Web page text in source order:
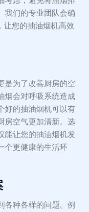
我们的专业团队会确
您的抽油烟机高效
是为了改善厨房的空
烟会对呼吸系统造成
好的抽油烟机可以有
房空气更加清新。选
能让您的抽油烟机发
个更健康的生活环
各种各样的问题。例